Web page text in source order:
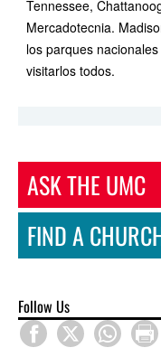
Tennessee,
Mercadotecnia.
los parques
visitarlos todos.
ASK THE UMC
FIND A
Follow Us